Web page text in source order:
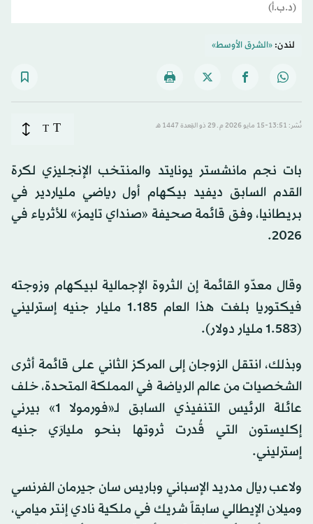
(د.ب.أ)
لندن:«الشرق الأوسط»
نُشر: 13:51-15 مايو 2026 م ـ 29 ذو القِعدة 1447 هـ T
T
بات نجم مانشستر يونايتد والمنتخب الإنجليزي لكرة
القدم السابق ديفيد بيكهام أول رياضي ملياردير في
بريطانيا، وفق قائمة صحيفة «صنداي تايمز» للأثرياء في
2026.
وقال معدّو القائمة إن الثروة الإجمالية لبيكهام وزوجته
فيكتوريا بلغت هذا العام 1.185 مليار جنيه إسترليني
(1.583 مليار دولار).
وبذلك، انتقل الزوجان إلى المركز الثاني على قائمة أثرى
الشخصيات من عالم الرياضة في المملكة المتحدة، خلف
عائلة الرئيس التنفيذي السابق لـ«فورمولا 1» بيرني
إكليستون التي قُدرت ثروتها بنحو مليارَي جنيه
إسترليني.
ولاعب ريال مدريد الإسباني وباريس سان جيرمان الفرنسي
وميلان الإيطالي سابقاً شريك في ملكية نادي إنتر ميامي،